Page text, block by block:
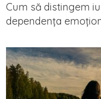
Cum să distingem
dependența